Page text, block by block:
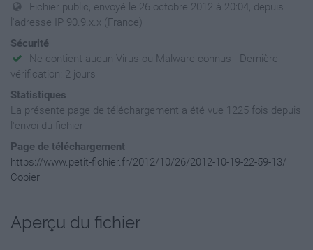
Fichier public, envoyé le 26 octobre 2012 à 20:04, depuis
l'adresse IP 90.9.x.x (France)
Sécurité
Ne contient aucun Virus ou Malware connus - Dernière
vérification: 2 jours
Statistiques
La présente page de téléchargement a été vue 1225 fois depuis
l'envoi du fichier
Page de téléchargement
https://www.petit-fichier.fr/2012/10/26/2012-10-19-22-59-13/
Copier
Aperçu du fichier